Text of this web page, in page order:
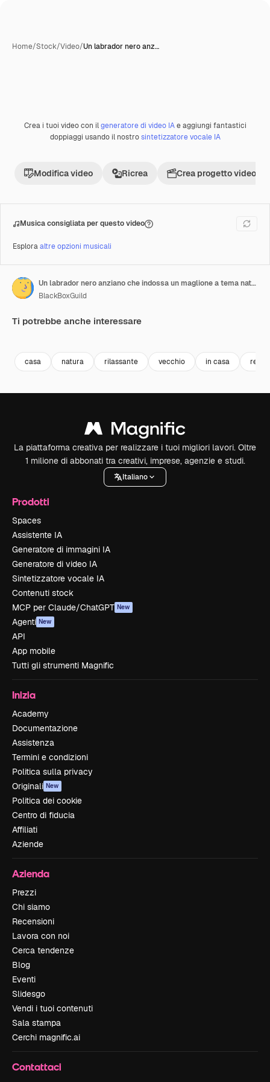
Home/Stock/Video/Un labrador nero anz…
Premium
Crea i tuoi video con ilgeneratore di video IAe aggiungi fantastici
doppiaggi usando il nostrosintetizzatore vocale IA
Modifica video Ricrea Crea progetto video
Musica consigliata per questo video
Esploraaltre opzioni musicali
Un labrador nero anziano che indossa un maglione a tema natalizio, sdraiato a terra accanto a un albero di Natale decorato e regali.
BlackBoxGuild
Ti potrebbe anche interessare
casa natura rilassante vecchio in casa relax
La piattaforma creativa per realizzare i tuoi migliori lavori. Oltre
1 milione di abbonati tra creativi, imprese, agenzie e studi.
Italiano
Prodotti
Spaces
Assistente IA
Generatore di immagini IA
Generatore di video IA
Sintetizzatore vocale IA
Contenuti stock
MCP per Claude/ChatGPT New
Agenti New
API
App mobile
Tutti gli strumenti Magnific
Inizia
Academy
Documentazione
Assistenza
Termini e condizioni
Politica sulla privacy
Originali New
Politica dei cookie
Centro di fiducia
Affiliati
Aziende
Azienda
Prezzi
Chi siamo
Recensioni
Lavora con noi
Cerca tendenze
Blog
Eventi
Slidesgo
Vendi i tuoi contenuti
Sala stampa
Cerchi magnific.ai
Contattaci